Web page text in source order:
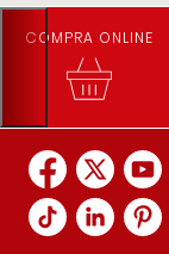
COMPRA ONLINE